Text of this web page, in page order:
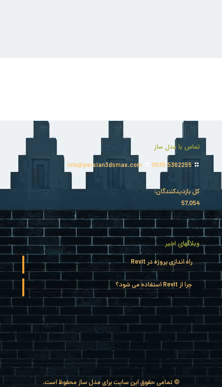
تماس با مدل ساز
0935-5362255
کل بازدیدکنند‌گان:
57,054
وبلاگهای اخیر
راه اندازی پروژه در Revit
چرا از Revit استفاده می شود؟
© تمامی حقوق این سایت برای مدل ساز محفوظ است.